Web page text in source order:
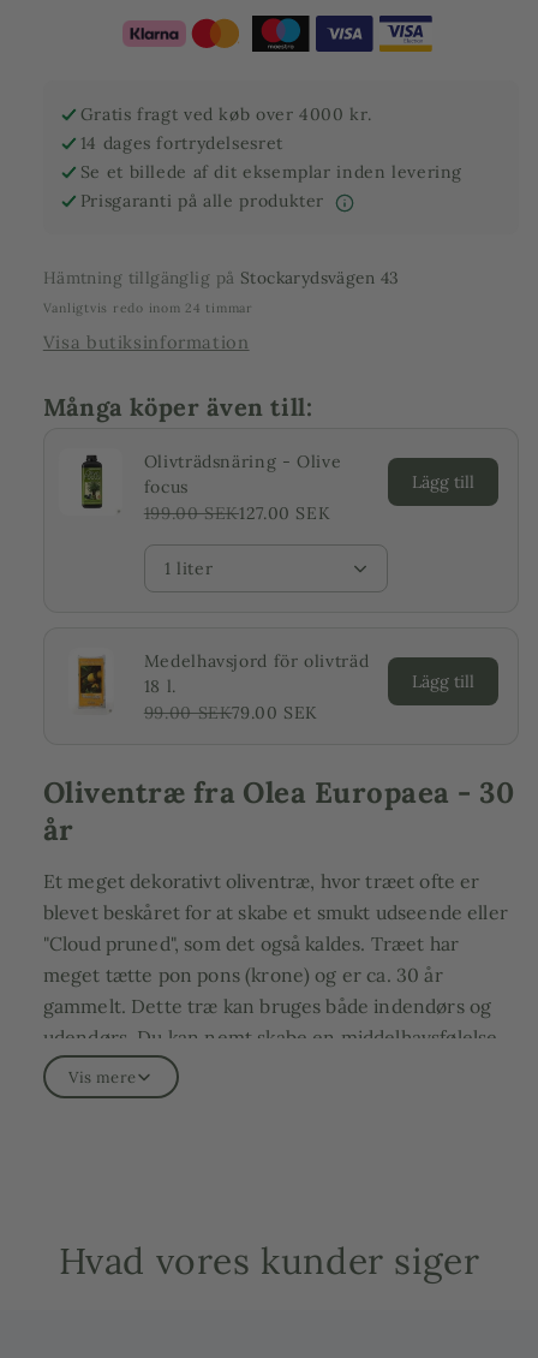
180
højde
-
3-
skyer
30
år
180
cm
højde
-
3-
skyer
Gratis fragt ved køb over 4000 kr.
14 dages fortrydelsesret
Se et billede af dit eksemplar inden levering
Prisgaranti på alle produkter
Hämtning tillgänglig på Stockarydsvägen 43
Vanligtvis redo inom 24 timmar
Visa butiksinformation
Många köper även till:
Olivträdsnäring - Olive
focus
199.00 SEK127.00 SEK
1 liter
Lägg till
Medelhavsjord för olivträd
18 l.
99.00 SEK79.00 SEK
Lägg till
Oliventræ fra Olea Europaea - 30
år
Et meget dekorativt oliventræ, hvor træet ofte er
blevetbeskåretfor at skabe et smukt udseende eller
"Cloud pruned", som det også kaldes. Træet har
meget tætte pon pons (krone) og er ca. 30 år
gammelt. Dette træ kan bruges både indendørs og
udendørs. Du kan nemt skabe en middelhavsfølelse
på din altan, terrasse eller i dit hjem. Da alle Pon Pon
oliventræer er unikke, sender vi dig gerne flere
gerne oliventræet for dig inden levering i en god
middelhavsjord og borer huller i bunden af potten og
Vis mere
Hvad vores kunder siger